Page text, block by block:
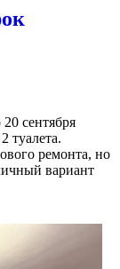
сентября
туалета.
ремонта, но
вариант